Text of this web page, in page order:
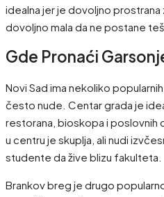
idealna jer je dovoljno
dovoljno mala da ne postane
Gde Pronaći
Novi Sad ima nekoliko
često nude. Centar grada je
restorana, bioskopa i poslovnih
u centru je skuplja, ali nudi
studente da žive blizu fakulteta.
Brankov breg je drugo